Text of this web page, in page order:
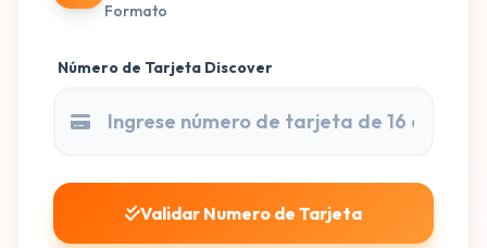
Formato
Número de Tarjeta Discover
Validar Numero de Tarjeta